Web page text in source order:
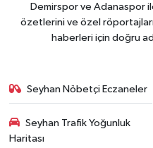
Demirspor ve Adanaspor
özetlerini ve özel
haberleri için doğru
Seyhan Nöbetçi Eczaneler
Seyhan Trafik Yoğunluk
Haritası